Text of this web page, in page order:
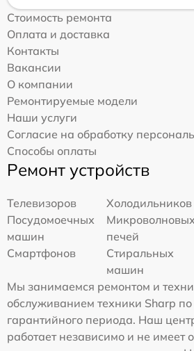
Стоимость ремонта
Оплата и доставка
Контакты
Вакансии
О компании
Ремонтируемые модели
Наши услуги
Согласие на обработку
Способы оплаты
Ремонт устройств
Телевизоров
Холодильников
Посудомоечных
машин
печей
Смартфонов
Стиральных
машин
Мы занимаемся ремонтом и
обслуживанием техники Sharp по
гарантийного периода. Наш
работает независимо и не имеет